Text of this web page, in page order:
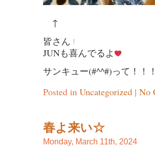
↑
皆さん
JUNも喜んでるよ
サンキュー(#^^#)って！！
Posted in Uncategorized| No
春よ来い☆
Monday, March 11th, 2024